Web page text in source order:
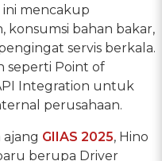
ini mencakup
konsumsi bahan bakar,
servis berkala.
seperti Point of
Integration untuk
perusahaan.
ajang GIIAS 2025, Hino
berupa Driver